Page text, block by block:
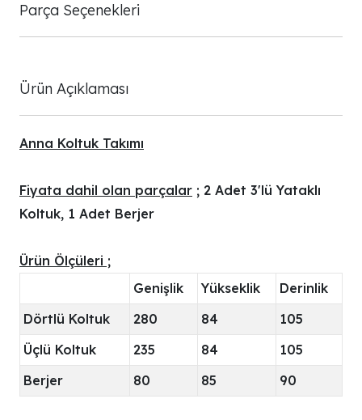
Parça Seçenekleri
Ürün Açıklaması
Anna Koltuk Takımı
Fiyata dahil olan parçalar ; 2 Adet 3'lü Yataklı
Koltuk, 1 Adet Berjer
Ürün Ölçüleri ;
Genişlik
Yükseklik
Derinlik
Dörtlü Koltuk
280 84
105
Üçlü Koltuk
235 84
105
Berjer
80 85 90